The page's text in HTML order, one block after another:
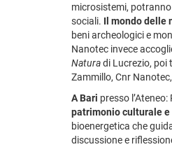
microsistemi,
sociali. Il mondo delle
beni archeologici e
Nanotec invece
Naturadi Lucrezio, poi
Zammillo, Cnr
A Bari presso
patrimonio culturale
bioenergetica che
discussione e